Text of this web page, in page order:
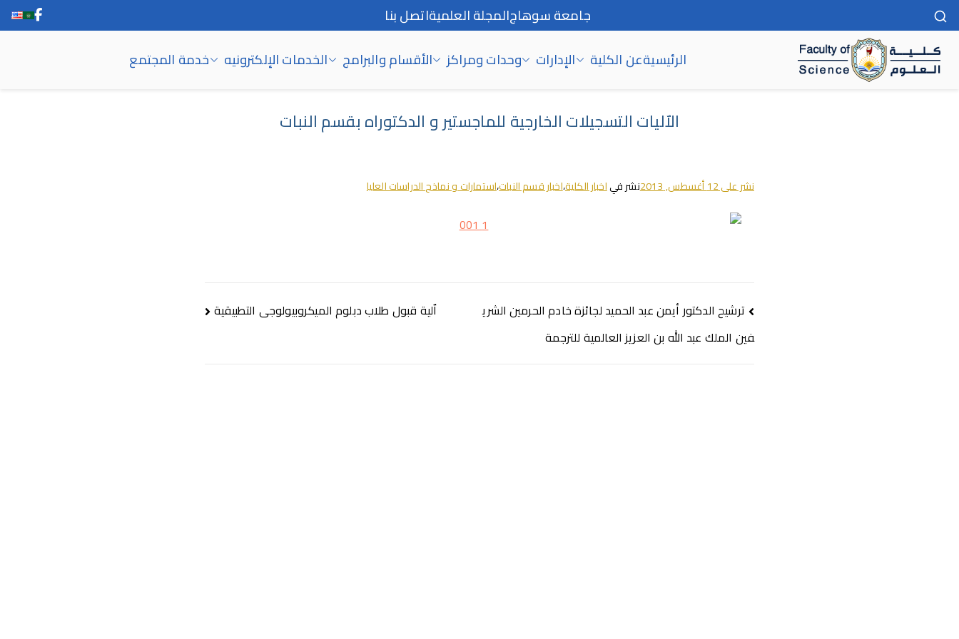
جامعة سوهاجالمجلة العلميةاتصل بنا
الرئيسيةعن الكلية الإدارات وحدات ومراكز الأقسام والبرامج الخدمات الإلكترونيه خدمة المجتمع
الاٌليات التسجيلات الخارجية للماجستير و الدكتوراه بقسم النبات
نشر على12 أغسطس, 2013 نشر فياخبار الكلية،اخبار قسم النبات،استمارات و نماذج الدراسات العليا
ترشيح الدكتور أيمن عبد الحميد لجائزة خادم الحرمين الشري
فين الملك عبد الله بن العزيز العالمية للترجمة
اٌلية قبول طلاب دبلوم الميكروبيولوجى التطبيقية